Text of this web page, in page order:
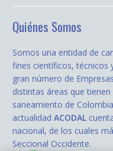
Quiénes Somos
Somos una entidad de
fines científicos, técnicos
gran número de
distintas áreas que
saneamiento de
actualidad ACODAL
nacional, de los cuales
Seccional Occidente.